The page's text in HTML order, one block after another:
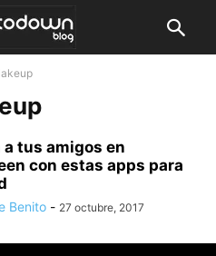
tus amigos en
con estas apps para
Benito - 27 octubre, 2017